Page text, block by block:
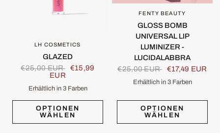
SCHNELLANSICHT
LH COSMETICS
GLAZED
€25,00 EUR
€15,99
EUR
Sugar
Drip
Erhältlich in 3 Farben
OPTIONEN
WÄHLEN
SCHNELLANSICHT
FENTY BEAUTY
GLOSS BOMB
UNIVERSAL LIP
LUMINIZER -
LUCIDALABBRA
€25,00 EUR
€17,49 EUR
Fenty GlowSweet Mouth
Fussy
Erhältlich in 3 Farben
OPTIONEN
WÄHLEN